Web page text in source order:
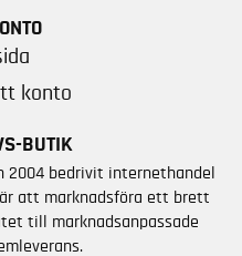
konto
BUTIK
2004 bedrivit internethandel
är att marknadsföra ett brett
till marknadsanpassade